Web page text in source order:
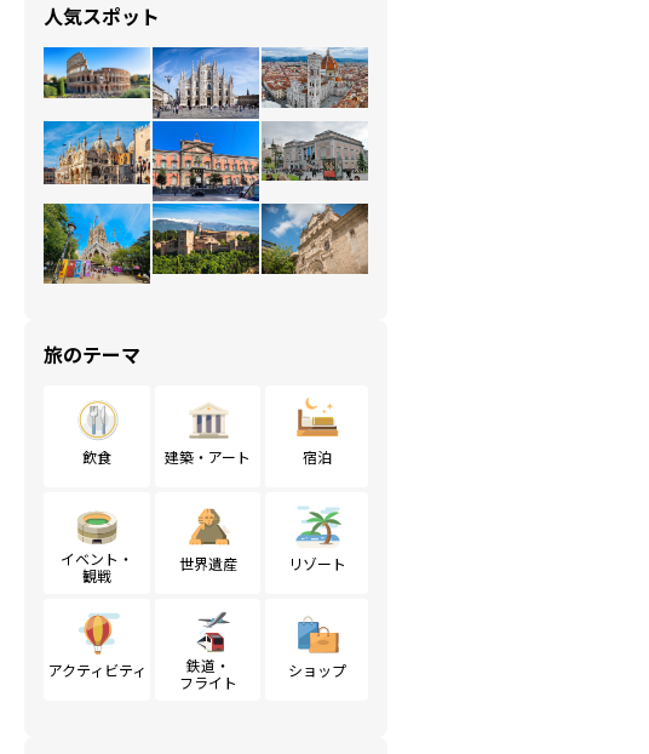
人気スポット
旅のテーマ
飲食 建築・アート 宿泊
イベント・
観戦
世界遺産 リゾート
アクティビティ
鉄道・
フライト
ショップ